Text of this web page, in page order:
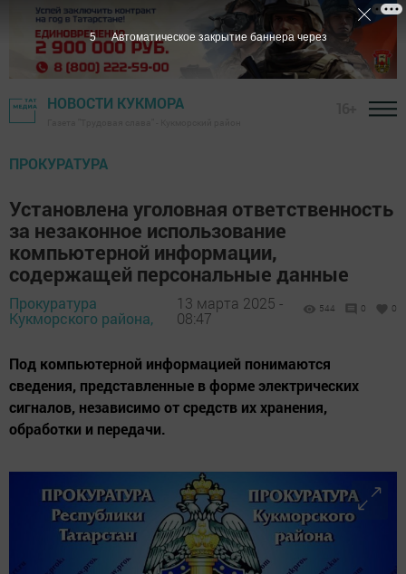
НОВОСТИ КУКМОРА
ПРОКУРАТУРА
Установлена уголовная ответственность
за незаконное использование
компьютерной информации,
содержащей персональные данные
Прокуратура
Кукморского района,
13 марта 2025 -
08:47
544 0 0
Под компьютерной информацией понимаются
сведения, представленные в форме электрических
сигналов, независимо от средств их хранения,
обработки и передачи.
3 Автоматическое закрытие баннера через